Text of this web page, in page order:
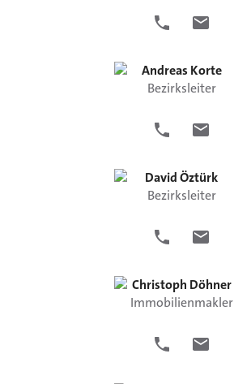
Andreas Korte
Bezirksleiter
DavidÖztürk
Bezirksleiter
Christoph Döhner
Immobilienmakler